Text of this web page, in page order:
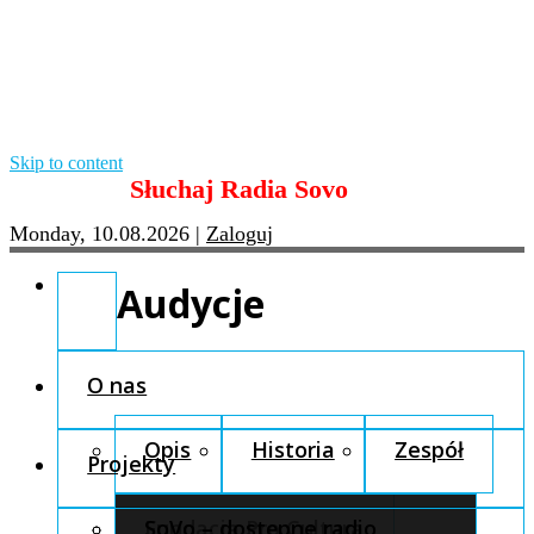
Skip to content
Słuchaj Radia Sovo
Monday, 10.08.2026 | Zaloguj
O nas
Opis Historia Zespół
Fundacja Pro Cultura
Projekty
SoVo – dostępne radio
Audycje